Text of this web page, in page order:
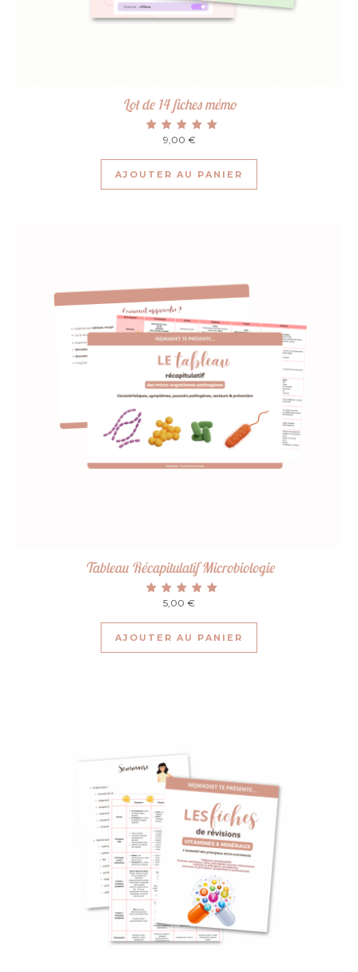
Lot de 14 fiches mémo
Note
sur 5
9,00 €
AJOUTER AU PANIER
Tableau Récapitulatif Microbiologie
Note
sur 5
5,00 €
AJOUTER AU PANIER